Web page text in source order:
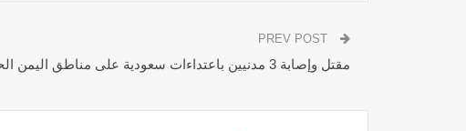
مقتل وإصابة 3 مدنيين باعتداءات سعودية على مناطق اليمن الحدودية